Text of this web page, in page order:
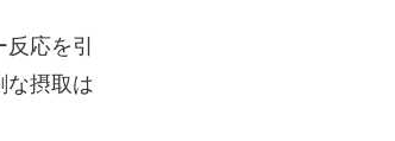
応を引
な摂取は